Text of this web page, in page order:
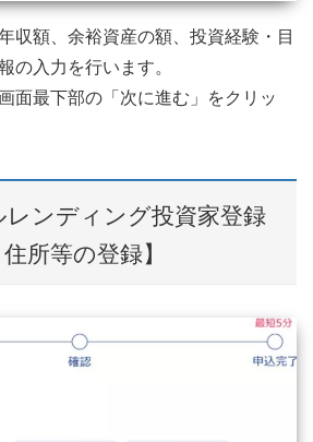
収額、余裕資産の額、投資経験・目
の入力を行います。
面最下部の「次に進む」をクリッ
レンディング投資家登録
所等の登録】